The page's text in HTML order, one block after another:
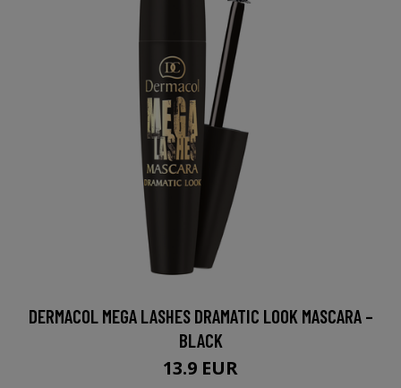
DERMACOL MEGA LASHES DRAMATIC LOOK MASCARA –
BLACK
13.9 EUR